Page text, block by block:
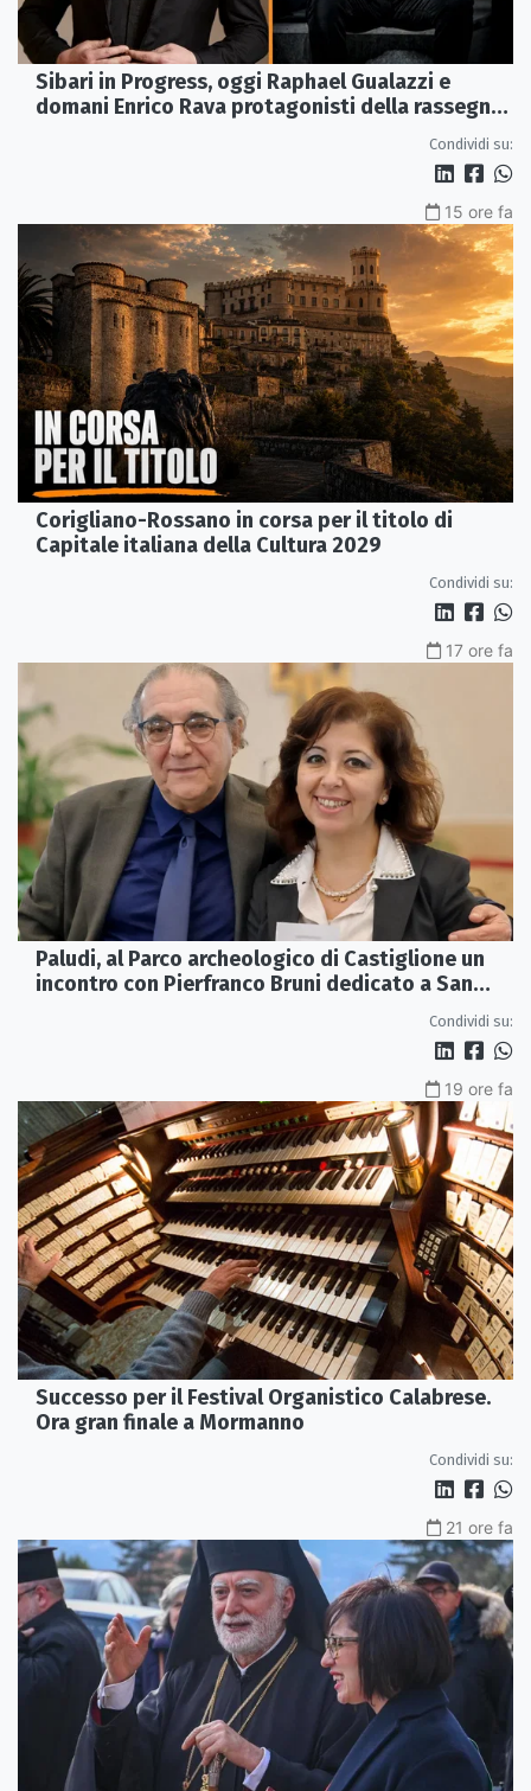
Sibari in Progress, oggi Raphael Gualazzi e
domani Enrico Rava protagonisti della rassegna
Condividi su:
15 ore fa
Corigliano-Rossano in corsa per il titolo di
Capitale italiana della Cultura 2029
Condividi su:
17 ore fa
Paludi, al Parco archeologico di Castiglione un
incontro con Pierfranco Bruni dedicato a San
Condividi su:
19 ore fa
Successo per il Festival Organistico Calabrese.
Ora gran finale a Mormanno
Condividi su:
21 ore fa